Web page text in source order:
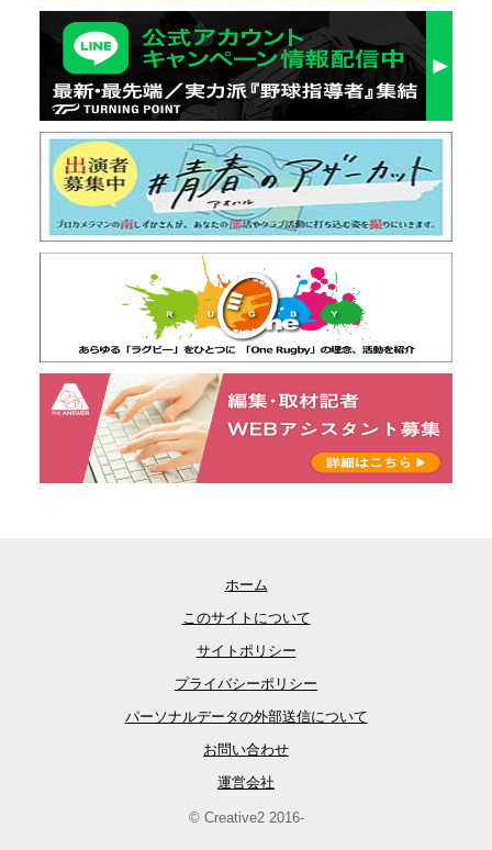
ホーム
このサイトについて
サイトポリシー
プライバシーポリシー
パーソナルデータの外部送信について
お問い合わせ
運営会社
© Creative2 2016-